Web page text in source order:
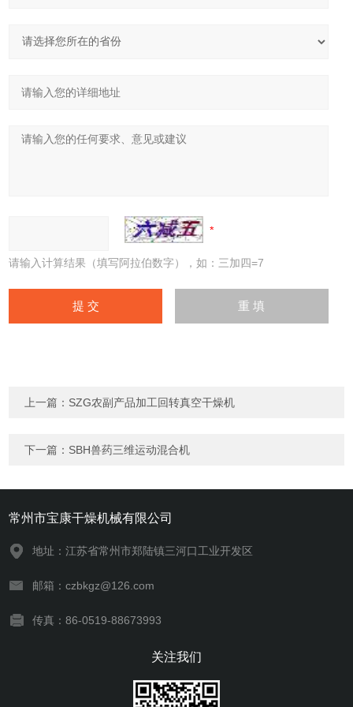
请输入计算结果（填写阿拉伯数字），如：三加四=7
上一篇： SZG农副产品加工回转真空干燥机
下一篇： SBH兽药三维运动混合机
常州市宝康干燥机械有限公司
地址：江苏省常州市郑陆镇三河口工业开发区
邮箱：czbkgz@126.com
传真：86-0519-88673993
关注我们